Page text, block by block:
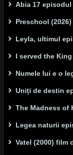
Abia 17
Preschool
Leyla, ultimul
I served the
Numele lui e o
Uniți de destin
The Madness of
Legea naturii
Vatel (2000) film